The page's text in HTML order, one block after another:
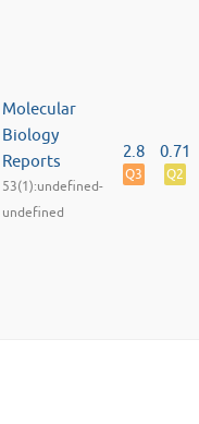
Molecular
Biology
Reports
53(1):undefined-
undefined
2.8
Q3
0.71
Q2